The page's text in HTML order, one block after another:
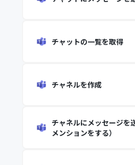
チャットの一覧を取得
チャネルを作成
チャネルにメッセージを
メンションをする）